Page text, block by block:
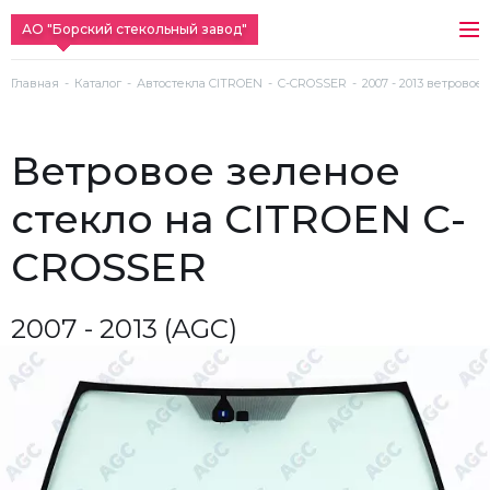
АО "Борский стекольный завод"
Главная Каталог Автостекла CITROEN C-CROSSER 2007 - 2013 ветровое
ветровое зеленое
стекло на CITROEN C-
CROSSER
2007 - 2013 (AGC)